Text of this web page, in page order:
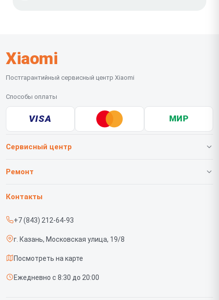
Xiaomi
Постгарантийный сервисный центр Xiaomi
Способы оплаты
VISA МИР
Сервисный центр
О нашем сервисе
Срочный ремонт
Доставка и способы оплаты
Диагностика
Контакты
Ремонт
Телефонов
Контакты
+7 (843) 212-64-93
г. Казань, Московская улица, 19/8
Посмотреть на карте
Ежедневно с 8:30 до 20:00